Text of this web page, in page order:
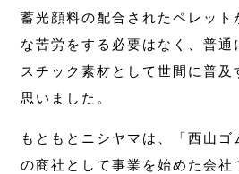
蓄光顔料の配合されたペレット
な苦労をする必要はなく、普通
スチック素材として世間に普及
思いました。
もともとニシヤマは、「西山ゴ
の商社として事業を始めた会社